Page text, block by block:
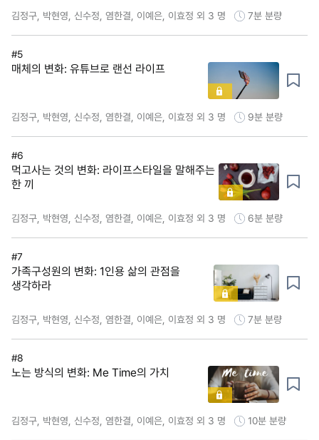
김정구, 박현영, 신수정, 염한결, 이예은, 이효정 외 3 명 7분 분량
#5
매체의 변화: 유튜브로 랜선 라이프
김정구, 박현영, 신수정, 염한결, 이예은, 이효정 외 3 명 9분 분량
#6
먹고사는 것의 변화: 라이프스타일을 말해주는
한 끼
김정구, 박현영, 신수정, 염한결, 이예은, 이효정 외 3 명 6분 분량
#7
가족구성원의 변화: 1인용 삶의 관점을
생각하라
김정구, 박현영, 신수정, 염한결, 이예은, 이효정 외 3 명 7분 분량
#8
노는 방식의 변화: Me Time의 가치
김정구, 박현영, 신수정, 염한결, 이예은, 이효정 외 3 명 10분 분량